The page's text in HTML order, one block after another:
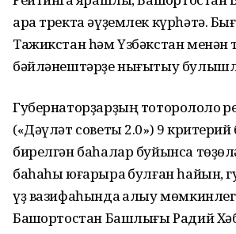
ара тректа әүҙемлек күрһәтә.
Тажикстан һәм Үзбәкстан менән
бәйләнештәрҙе нығытыу
Губернаторҙарҙың тотороҡлолоҡ
(«Дәүләт советы 2.0») 9
бирелгән баһалар буйынса
баһаһы юғарыраҡ булған һайын,
үҙ вазифаһында ҡалыу
Башҡортостан Башлығы Радий